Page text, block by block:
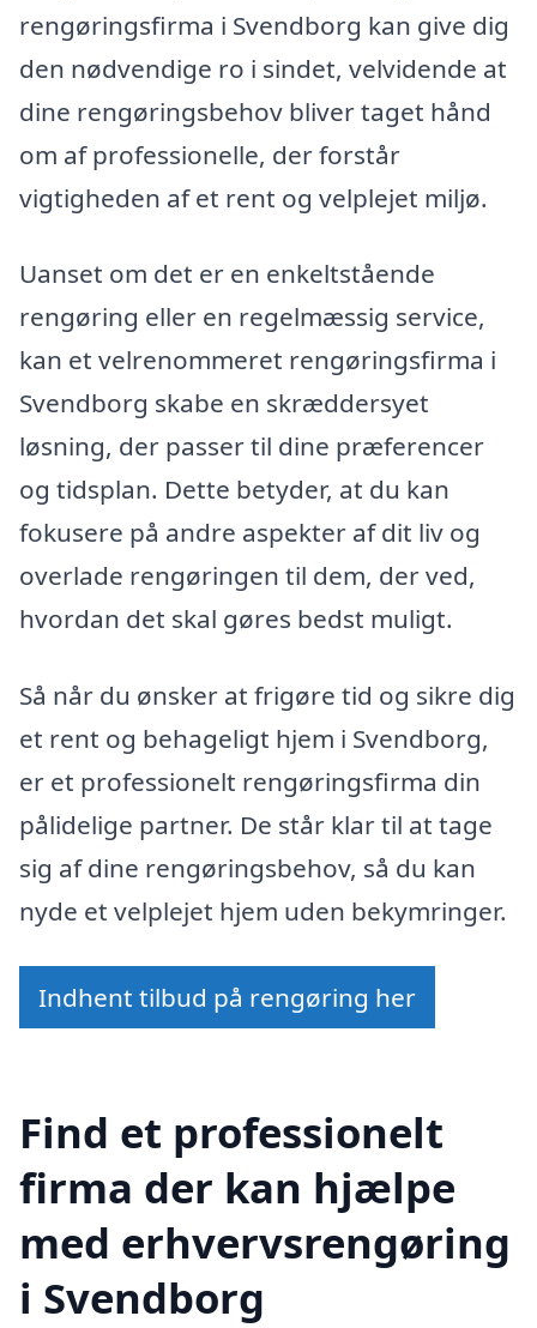
rengøringsfirma i Svendborg kan give dig
den nødvendige ro i sindet, velvidende at
dine rengøringsbehov bliver taget hånd
om af professionelle, der forstår
vigtigheden af et rent og velplejet miljø.
Uanset om det er en enkeltstående
rengøring eller en regelmæssig service,
kan et velrenommeret rengøringsfirma i
Svendborg skabe en skræddersyet
løsning, der passer til dine præferencer
og tidsplan. Dette betyder, at du kan
fokusere på andre aspekter af dit liv og
overlade rengøringen til dem, der ved,
hvordan det skal gøres bedst muligt.
Så når du ønsker at frigøre tid og sikre dig
et rent og behageligt hjem i Svendborg,
er et professionelt rengøringsfirma din
pålidelige partner. De står klar til at tage
sig af dine rengøringsbehov, så du kan
nyde et velplejet hjem uden bekymringer.
Indhent tilbud på rengøring her
Find et professionelt
firma der kan hjælpe
med erhvervsrengøring
i Svendborg